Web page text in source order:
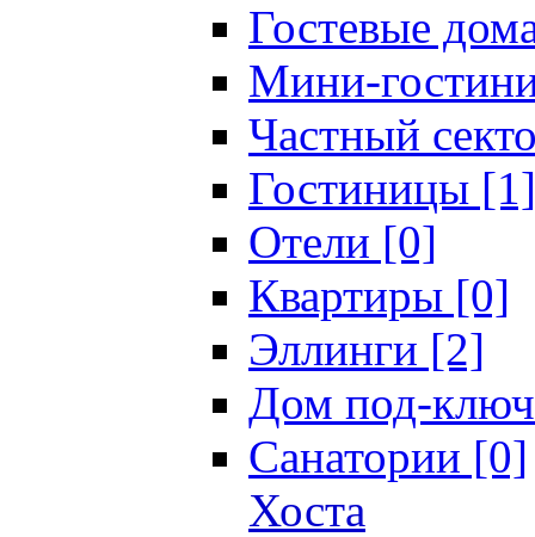
Гостевые
Мини-
Частный
Гостиницы [1]
Отели [0]
Квартиры [0]
Эллинги [2]
Дом под-
Санатории [0]
Хоста